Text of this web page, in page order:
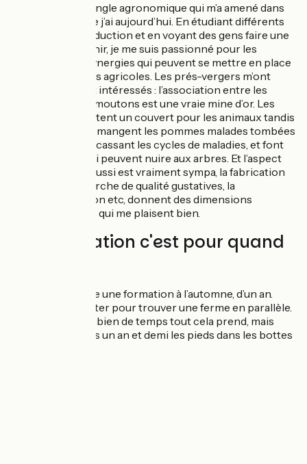
C’est vraiment l’angle agronomique qui m’a amené dans
les réflexions que j’ai aujourd’hui. En étudiant différents
systèmes de production et en voyant des gens faire une
agriculture d’avenir, je me suis passionné pour les
symbioses, les synergies qui peuvent se mettre en place
dans les systèmes agricoles. Les prés-vergers m’ont
particulièrement intéressés : l’association entre les
pommiers et les moutons est une vraie mine d’or. Les
pommiers apportent un couvert pour les animaux tandis
que ces derniers mangent les pommes malades tombées
prématurément, cassant les cycles de maladies, et font
fuir les mulots qui peuvent nuire aux arbres. Et l’aspect
transformation aussi est vraiment sympa, la fabrication
du cidre, la recherche de qualité gustatives, la
commercialisation etc, donnent des dimensions
supplémentaires qui me plaisent bien.
Et l'installation c'est pour quand
Je dois reprendre une formation à l’automne, d’un an.
J’espère en profiter pour trouver une ferme en parallèle.
Il faudra voir combien de temps tout cela prend, mais
j’espère être dans un an et demi les pieds dans les bottes